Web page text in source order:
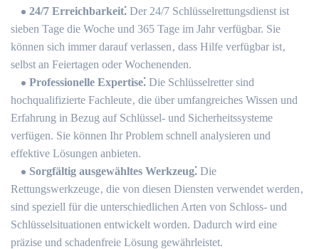
24/7 Erreichbarkeit⁚ Der 24/7 Schlüsselrettungsdienst ist
sieben Tage die Woche und 365 Tage im Jahr verfügbar. Sie
können sich immer darauf verlassen‚ dass Hilfe verfügbar ist‚
selbst an Feiertagen oder Wochenenden.​
Professionelle Expertise⁚ Die Schlüsselretter sind
hochqualifizierte Fachleute‚ die über umfangreiches Wissen und
Erfahrung in Bezug auf Schlüssel- und Sicherheitssysteme
verfügen.​ Sie können Ihr Problem schnell analysieren und
effektive Lösungen anbieten.​
Sorgfältig ausgewähltes Werkzeug⁚ Die
Rettungswerkzeuge‚ die von diesen Diensten verwendet werden‚
sind speziell für die unterschiedlichen Arten von Schloss- und
Schlüsselsituationen entwickelt worden.​ Dadurch wird eine
präzise und schadenfreie Lösung gewährleistet.​